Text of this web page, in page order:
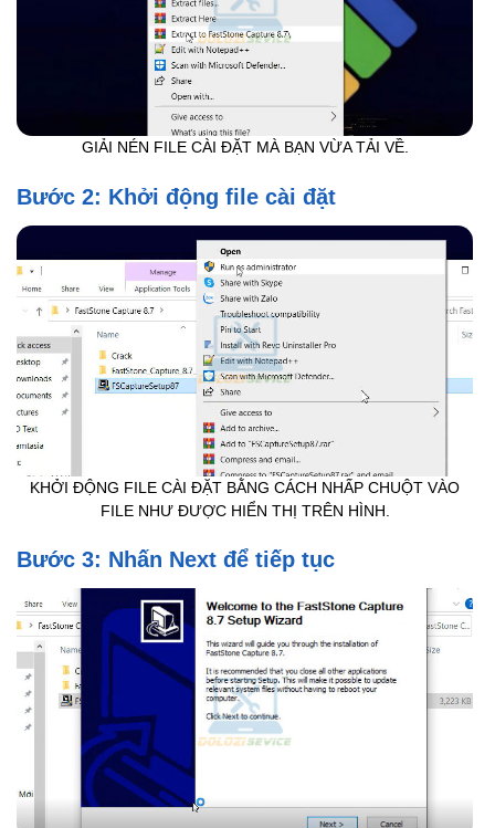
GIẢI NÉN FILE CÀI ĐẶT MÀ BẠN VỪA TẢI VỀ.
Bước 2: Khởi động file cài đặt
KHỞI ĐỘNG FILE CÀI ĐẶT BẰNG CÁCH NHẤP CHUỘT VÀO
FILE NHƯ ĐƯỢC HIỂN THỊ TRÊN HÌNH.
Bước 3: Nhấn Next để tiếp tục